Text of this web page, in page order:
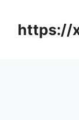
https://